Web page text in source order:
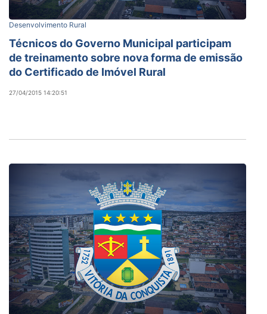
Desenvolvimento Rural
Técnicos do Governo Municipal participam
de treinamento sobre nova forma de emissão
do Certificado de Imóvel Rural
27/04/2015 14:20:51